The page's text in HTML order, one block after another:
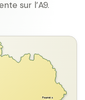
sur l’A9.
Fournès